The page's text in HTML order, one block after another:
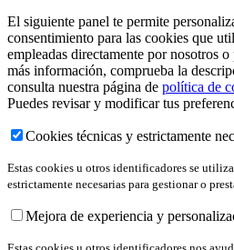
El siguiente panel te permite
consentimiento para las cookies que
empleadas directamente por nosotros
más información, comprueba la
consulta nuestra página de política de
Puedes revisar y modificar tus
Cookies técnicas y estrictamente
Estas cookies u otros identificadores se
estrictamente necesarias para gestionar o
Mejora de experiencia y